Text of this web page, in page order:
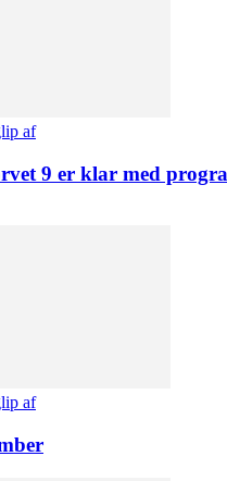
af
9 er klar med
af